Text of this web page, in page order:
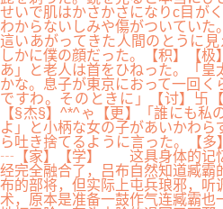
せいで肌はかさかさになりc目が
わからないしみや傷がついていた
這いあがってきた人間のとうに
しかに僕の顔だった。【积】【
あ」と老人は首をひねった。「皇
かな。息子が東京におって一回く
ですわ。そのときに」【讨】卐
【§杰§】^*^ゃ【更】「誰にも私
よ」と小柄な女の子があいかわ
ら吐き捨てるように言った。【
┄【家】【学】 这具身体的记忆
经完全融合了，吕布自然知道臧霸
布的部将，但实际上屯兵琅邪，听
术，原本是准备一鼓作气连臧霸也